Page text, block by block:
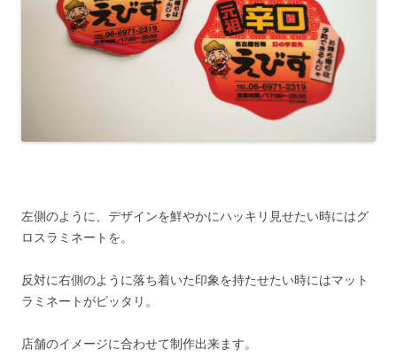
左側のように、デザインを鮮やかにハッキリ見せたい時にはグ
ロスラミネートを。
反対に右側のように落ち着いた印象を持たせたい時にはマット
ラミネートがピッタリ。
店舗のイメージに合わせて制作出来ます。